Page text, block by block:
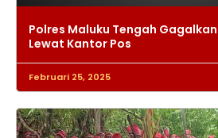
Polres Maluku Tengah
Lewat Kantor Pos
Februari 25, 2025